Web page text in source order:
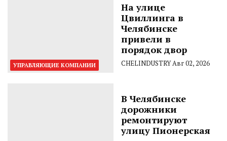
УПРАВЛЯЮЩИЕ КОМПАНИИ
На улице
Цвиллинга в
Челябинске
привели в
порядок двор
CHELINDUSTRYАвг 02, 2026
В Челябинске
дорожники
ремонтируют
улицу Пионерская